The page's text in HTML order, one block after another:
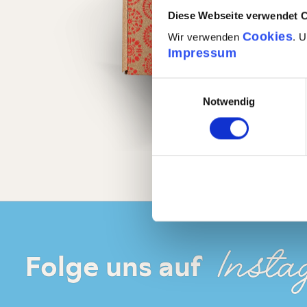
Diese Webseite verwendet
Wir verwenden Cookies.
Impressum
Notwendig
Folge uns auf